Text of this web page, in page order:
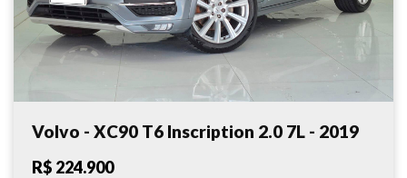
Volvo - XC90 T6 Inscription 2.0 7L - 2019
R$ 224.900